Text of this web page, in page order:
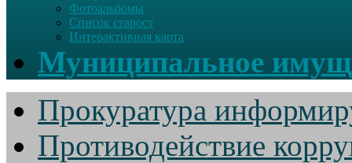
Фотоальбомы
Список старост
Интерактивная карта
Муниципальное
Прокуратура
Противодействие